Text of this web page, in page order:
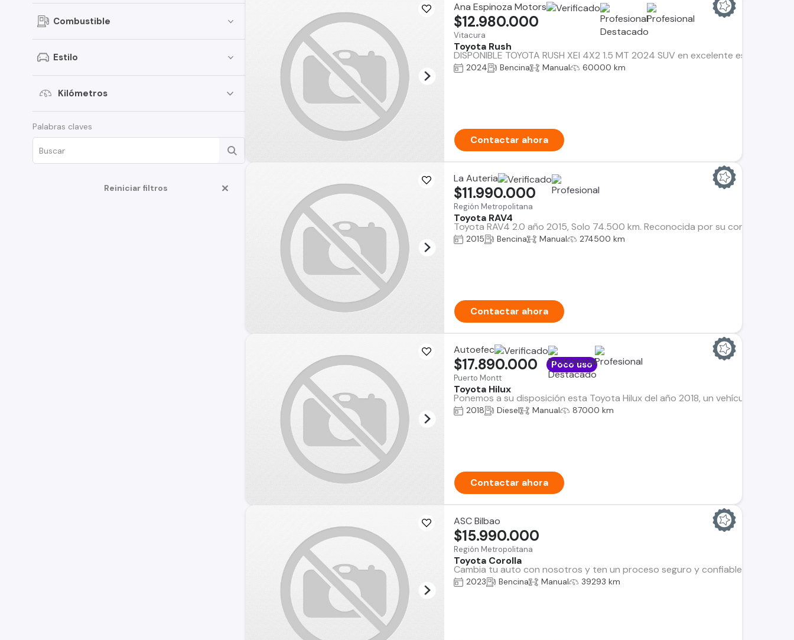
Volkswagen
SsangYong
Chery
Combustible
Estilo
Kilómetros
Palabras claves
Reiniciar filtros
Ana Espinoza Motors
Vitacura
Toyota Rush
DISPONIBLE TOYOTA RUSH XEI 4X2 1.5 MT 2024 SUV en excelente estado,
$12.980.000
2024 Bencina Manual 60000 km
Contactar ahora
La Auteria
Región Metropolitana
Toyota RAV4
Toyota RAV4 2.0 año 2015, Solo 74.500 km. Reconocida por su
$11.990.000
2015 Bencina Manual 274500 km
Contactar ahora
Autoefec
Puerto Montt
Toyota Hilux
Ponemos a su disposición esta Toyota Hilux del año 2018, un vehículo que
$17.890.000 Poco uso
2018 Diesel Manual 87000 km
Contactar ahora
ASC Bilbao
Región Metropolitana
Toyota Corolla
Cambia tu auto con nosotros y ten un proceso seguro y confiable. Encuentra
$15.990.000
2023 Bencina Manual 39293 km